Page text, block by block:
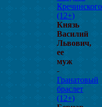
Кречинского
(12+)
Князь
Василий
Львович,
ее
муж
-
Гранатовый
браслет
(12+)